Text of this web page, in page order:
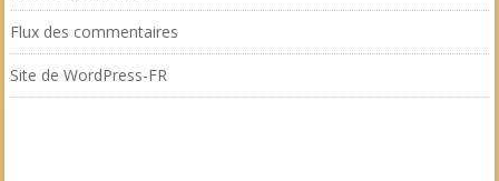
Flux des commentaires
Site de WordPress-FR